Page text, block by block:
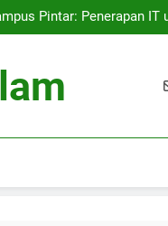
Pintar: Penerapan
Pengembangan
Pintar: Penerapan
Pengembangan